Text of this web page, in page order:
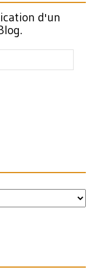
d'un